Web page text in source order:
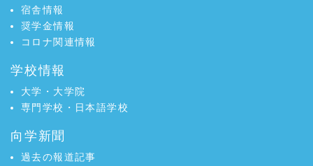
宿舎情報
奨学金情報
コロナ関連情報
学校情報
大学・大学院
専門学校・日本語学校
向学新聞
過去の報道記事